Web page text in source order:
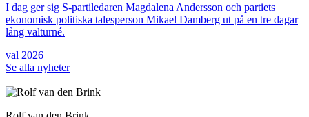
I dag ger sig S-partiledaren Magdalena Andersson och partiets
ekonomisk politiska talesperson Mikael Damberg ut på en tre dagar
lång valturné.
val 2026
Se alla nyheter